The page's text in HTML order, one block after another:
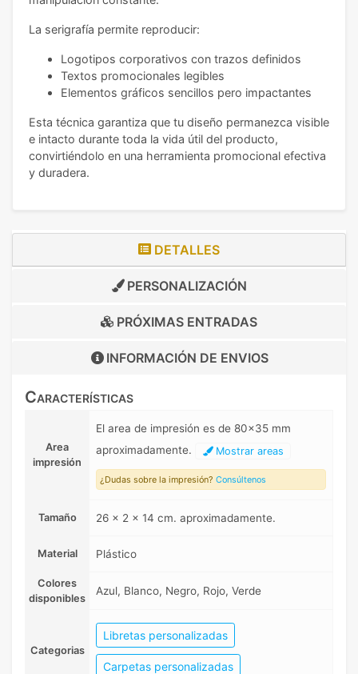
La serigrafía permite reproducir:
Logotipos corporativos con trazos definidos
Textos promocionales legibles
Elementos gráficos sencillos pero impactantes
Esta técnica garantiza que tu diseño permanezca visible
e intacto durante toda la vida útil del producto,
convirtiéndolo en una herramienta promocional efectiva
y duradera.
DETALLES
PERSONALIZACIÓN
PRÓXIMAS ENTRADAS
INFORMACIÓN DE ENVIOS
Características
Area
impresión
El area de impresión es de 80x35 mm
aproximadamente.
Mostrar areas
¿Dudas sobre la impresión? Consúltenos
Tamaño 26 x 2 x 14 cm. aproximadamente.
Material Plástico
Colores
disponibles
Azul, Blanco, Negro, Rojo, Verde
Categorias
Libretas personalizadas
Carpetas personalizadas